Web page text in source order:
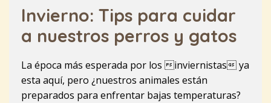
Invierno: Tips para cuidar
a nuestros perros y gatos
La época más esperada por los inviernistas ya
esta aquí, pero ¿nuestros animales están
preparados para enfrentar bajas temperaturas?